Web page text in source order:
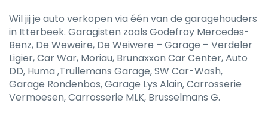
Wil jij je auto verkopen via één van de garagehouders
in Itterbeek. Garagisten zoals Godefroy Mercedes-
Benz, De Weweire, De Weiwere – Garage – Verdeler
Ligier, Car War, Moriau, Brunaxxon Car Center, Auto
DD, Huma ,Trullemans Garage, SW Car-Wash,
Garage Rondenbos, Garage Lys Alain, Carrosserie
Vermoesen, Carrosserie MLK, Brusselmans G.